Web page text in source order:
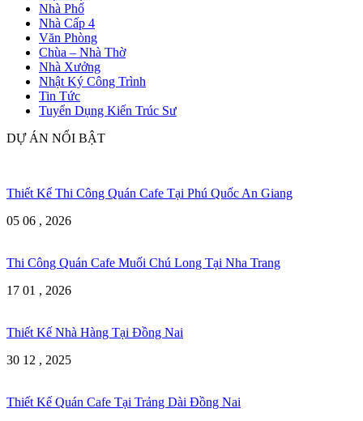
Nhà Phố
Nhà Cấp 4
Văn Phòng
Chùa – Nhà Thờ
Nhà Xưởng
Nhật Ký Công Trình
Tin Tức
Tuyển Dụng Kiến Trúc Sư
DỰ ÁN NỔI BẬT
Thiết Kế Thi Công Quán Cafe Tại Phú Quốc An Giang
05 06 , 2026
Thi Công Quán Cafe Muối Chú Long Tại Nha Trang
17 01 , 2026
Thiết Kế Nhà Hàng Tại Đồng Nai
30 12 , 2025
Thiết Kế Quán Cafe Tại Trảng Dài Đồng Nai